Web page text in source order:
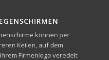
können per
Keilen, auf dem
Firmenlogo veredelt